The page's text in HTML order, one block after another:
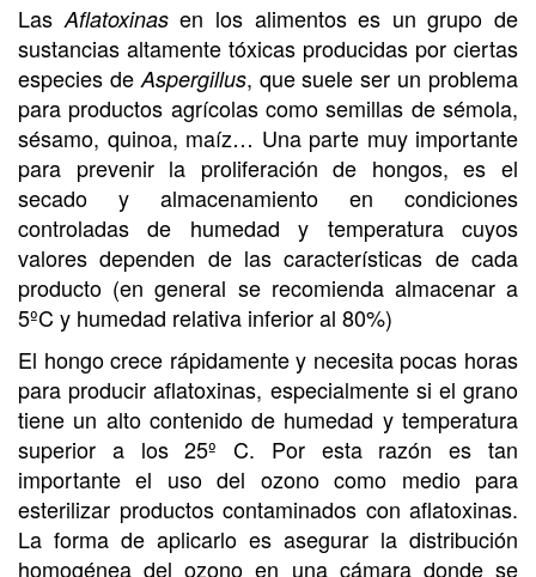
Las Aflatoxinasen los alimentos es un grupo de
sustancias altamente tóxicas producidas por ciertas
especies de Aspergillus, que suele ser un problema
para productos agrícolas como semillas de sémola,
sésamo, quinoa, maíz… Una parte muy importante
para prevenir la proliferación de hongos, es el
secado y almacenamiento en condiciones
controladas de humedad y temperatura cuyos
valores dependen de las características de cada
producto (en general se recomienda almacenar a
5ºC y humedad relativa inferior al 80%)
El hongo crece rápidamente y necesita pocas horas
para producir aflatoxinas, especialmente si el grano
tiene un alto contenido de humedad y temperatura
superior a los 25º C. Por esta razón es tan
importante el uso del ozono como medio para
esterilizar productos contaminados con aflatoxinas.
La forma de aplicarlo es asegurar la distribución
homogénea del ozono en una cámara donde se